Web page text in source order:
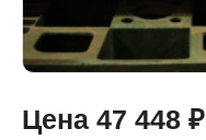
Цена 47 448 ₽